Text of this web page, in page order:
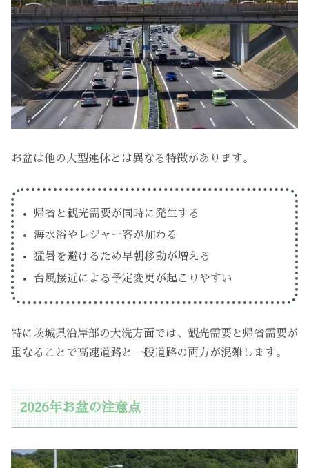
お盆は他の大型連休とは異なる特徴があります。
帰省と観光需要が同時に発生する
海水浴やレジャー客が加わる
猛暑を避けるため早朝移動が増える
台風接近による予定変更が起こりやすい
特に茨城県沿岸部の大洗方面では、観光需要と帰省需要が
重なることで高速道路と一般道路の両方が混雑します。
2026年お盆の注意点